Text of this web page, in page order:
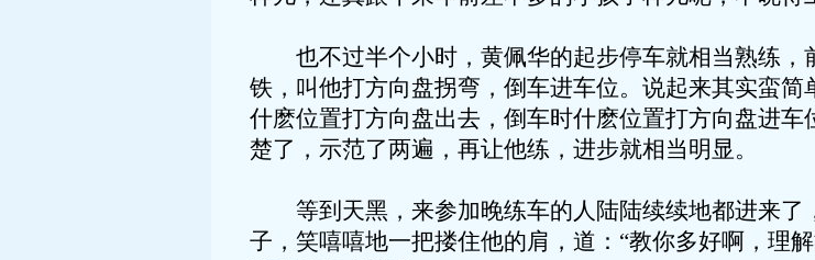
也不过半个小时，黄佩华的起步停车就相当熟练，
铁，叫他打方向盘拐弯，倒车进车位。说起来其实蛮
什麽位置打方向盘出去，倒车时什麽位置打方向盘进
楚了，示范了两遍，再让他练，进步就相当明显。
等到天黑，来参加晚练车的人陆陆续续地都进来了
子，笑嘻嘻地一把搂住他的肩，道：“教你多好啊，理